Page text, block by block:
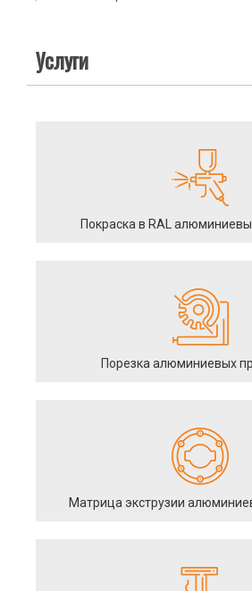
Услуги
Покраска в RAL
Порезка алюминиевых
Матрица экструзии